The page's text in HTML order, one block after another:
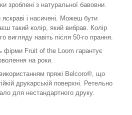
зроблені з натуральної бавовни.
і насичені. Можеш бути
такий колір, який вибрав. Колір
вигляду навіть після 50-го прання.
фірми Fruit of the Loom гарантує
на роки.
пряжі Belcoro®, що
друкарській поверхні. Ретельно
для нестандартного друку.